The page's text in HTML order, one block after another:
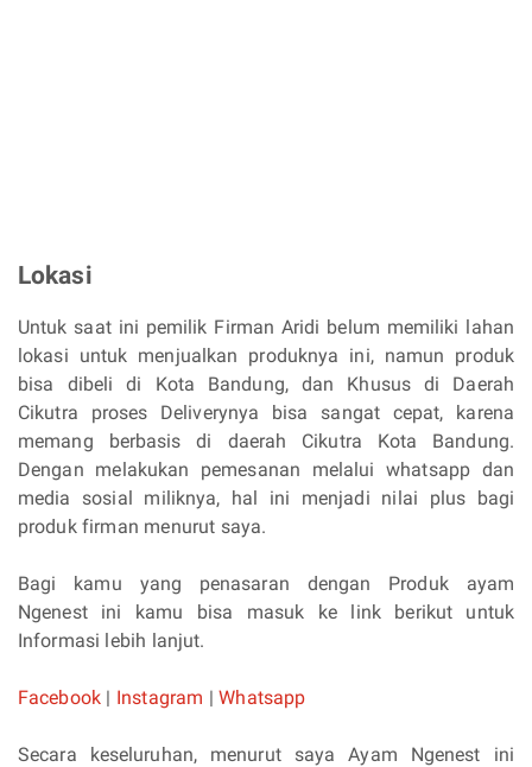
Lokasi
Untuk saat ini pemilik Firman Aridi belum memiliki lahan
lokasi untuk menjualkan produknya ini, namun produk
bisa dibeli di Kota Bandung, dan Khusus di Daerah
Cikutra proses Deliverynya bisa sangat cepat, karena
memang berbasis di daerah Cikutra Kota Bandung.
Dengan melakukan pemesanan melalui whatsapp dan
media sosial miliknya, hal ini menjadi nilai plus bagi
produk firman menurut saya.
Bagi kamu yang penasaran dengan Produk ayam
Ngenest ini kamu bisa masuk ke link berikut untuk
Informasi lebih lanjut.
Facebook | Instagram |Whatsapp
Secara keseluruhan, menurut saya Ayam Ngenest ini